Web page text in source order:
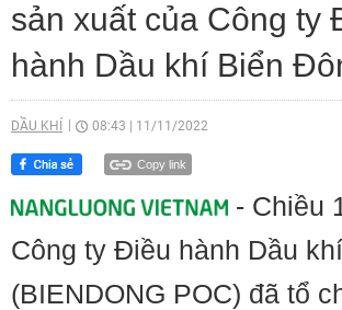
sản xuất của Công ty
hành Dầu khí Biển
DẦU KHÍ 08:43 11/11/2022
Copy link
- Chiều
Công ty Điều hành Dầu
(BIENDONG POC) đã tổ